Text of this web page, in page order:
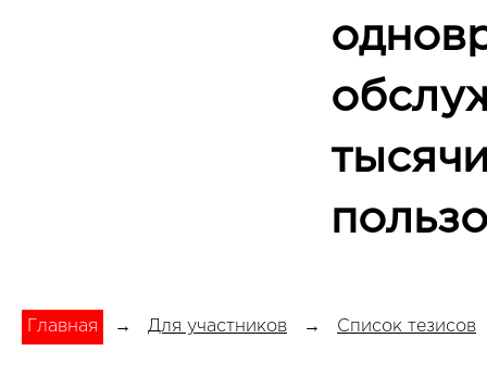
Главная → Для участников → Список тезисов